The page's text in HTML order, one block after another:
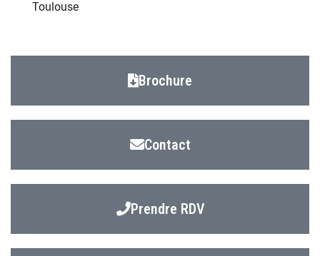
Toulouse
Brochure
Contact
Prendre RDV